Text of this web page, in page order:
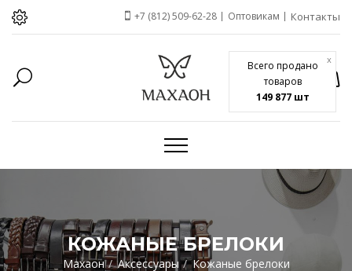
Всего продано
товаров
149 877 шт
x
+7 (812) 509-62-28 Оптовикам Контакты
КОЖАНЫЕ БРЕЛОКИ
Махаон Аксессуары Кожаные брелоки